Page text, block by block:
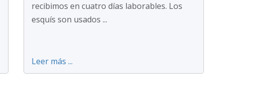
recibimos en cuatro días laborables. Los
esquís son usados ...
Leer más ...